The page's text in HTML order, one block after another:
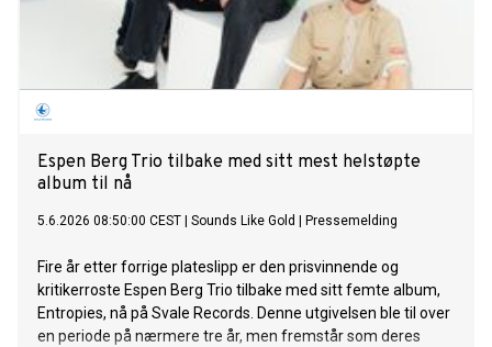
Espen Berg Trio tilbake med sitt mest helstøpte
album til nå
5.6.2026 08:50:00 CEST Sounds Like Gold Pressemelding
Fire år etter forrige plateslipp er den prisvinnende og
kritikerroste Espen Berg Trio tilbake med sitt femte album,
Entropies, nå på Svale Records. Denne utgivelsen ble til over
en periode på nærmere tre år, men fremstår som deres